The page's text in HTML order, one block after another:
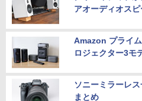
アオーディオスピ
Amazon プライ
ロジェクター3モ
ソニーミラーレ
まとめ